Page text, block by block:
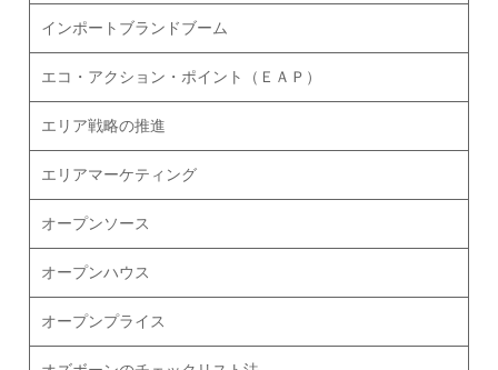
インポートブランドブーム
エコ・アクション・ポイント（ＥＡＰ）
エリア戦略の推進
エリアマーケティング
オープンソース
オープンハウス
オープンプライス